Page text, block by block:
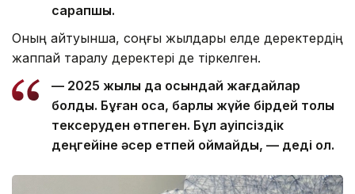
сарапшы.
Оның айтуынша, соңғы жылдары елде деректердің
жаппай таралу деректері де тіркелген.
— 2025 жылы да осындай жағдайлар
болды. Бұған қоса, барлық жүйе бірдей толық
тексеруден өтпеген. Бұл қауіпсіздік
деңгейіне әсер етпей қоймайды, — деді ол.